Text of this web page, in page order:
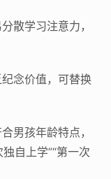
散学习注意力，
纪念价值，可替换
男孩年龄特点，
自上学”“第一次